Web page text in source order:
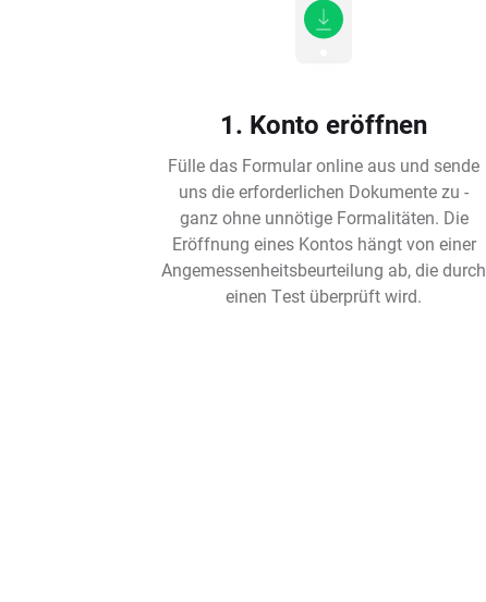
1. Konto eröffnen
Fülle das Formular online aus und sende
uns die erforderlichen Dokumente zu -
ganz ohne unnötige Formalitäten. Die
Eröffnung eines Kontos hängt von einer
Angemessenheitsbeurteilung ab, die durch
einen Test überprüft wird.